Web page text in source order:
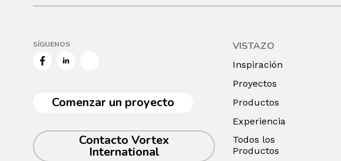
SÍGUENOS
FacebookLinkedIn
Comenzar un proyecto
Contacto Vortex
International
VISTAZO
Inspiración
Proyectos
Productos
Experiencia
Todos los
Productos